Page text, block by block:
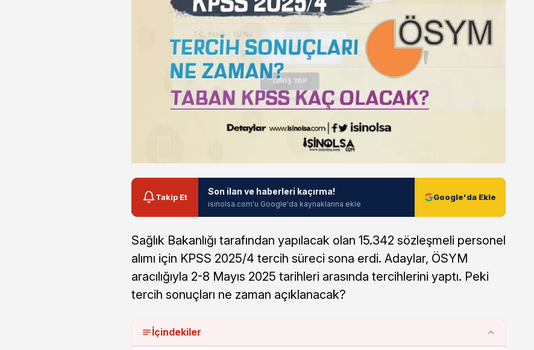
Takip Et
Son ilan ve haberleri kaçırma!
isinolsa.com'u Google'da kaynaklarına ekle
Google'da Ekle
Sağlık Bakanlığı tarafından yapılacak olan 15.342 sözleşmeli personel
alımı için KPSS 2025/4 tercih süreci sona erdi. Adaylar, ÖSYM
aracılığıyla 2-8 Mayıs 2025 tarihleri arasında tercihlerini yaptı. Peki
tercih sonuçları ne zaman açıklanacak?
İçindekiler